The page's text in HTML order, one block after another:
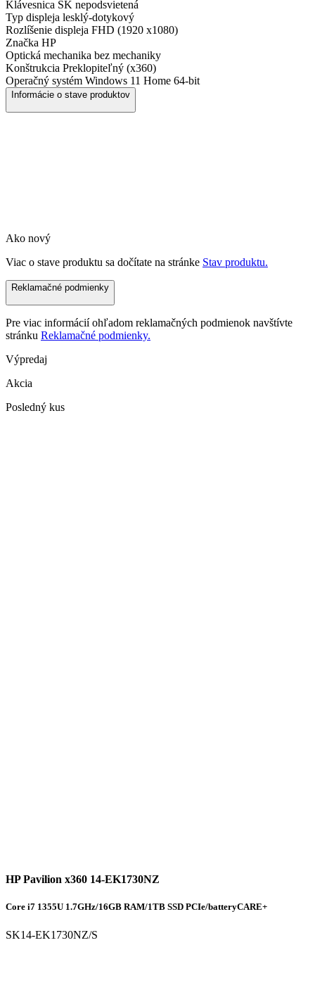
Klávesnica SK nepodsvietená
Typ displeja lesklý-dotykový
Rozlíšenie displeja FHD (1920 x1080)
Značka HP
Optická mechanika bez mechaniky
Konštrukcia Preklopiteľný (x360)
Operačný systém Windows 11 Home 64-bit
Informácie o stave produktov
Ako nový
Viac o stave produktu sa dočítate na stránke Stav produktu.
Reklamačné podmienky
Pre viac informácií ohľadom reklamačných podmienok navštívte
stránku Reklamačné podmienky.
Výpredaj
Akcia
Posledný kus
HP Pavilion x360 14-EK1730NZ
Core i7 1355U 1.7GHz/16GB RAM/1TB SSD PCIe/batteryCARE+
SK14-EK1730NZ/S